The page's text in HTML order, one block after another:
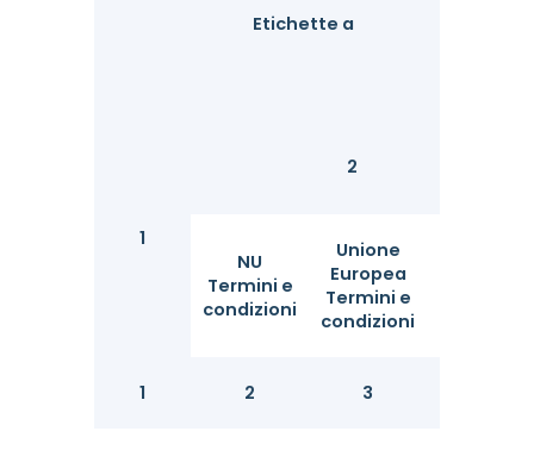
Etichette a
1
2
NU
Termini e
condizioni
Unione
Europea
Termini e
condizioni
1 2 3